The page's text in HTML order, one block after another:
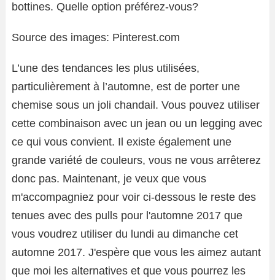
bottines. Quelle option préférez-vous?
Source des images: Pinterest.com
L’une des tendances les plus utilisées,
particulièrement à l’automne, est de porter une
chemise sous un joli chandail. Vous pouvez utiliser
cette combinaison avec un jean ou un legging avec
ce qui vous convient. Il existe également une
grande variété de couleurs, vous ne vous arrêterez
donc pas. Maintenant, je veux que vous
m'accompagniez pour voir ci-dessous le reste des
tenues avec des pulls pour l'automne 2017 que
vous voudrez utiliser du lundi au dimanche cet
automne 2017. J'espère que vous les aimez autant
que moi les alternatives et que vous pourrez les